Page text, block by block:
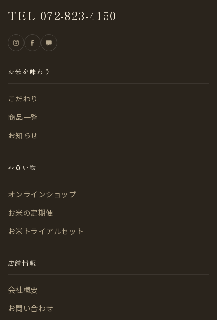
TEL 072-823-4150
お米を味わう
こだわり
商品一覧
お知らせ
お買い物
オンラインショップ
お米の定期便
お米トライアルセット
店舗情報
会社概要
お問い合わせ